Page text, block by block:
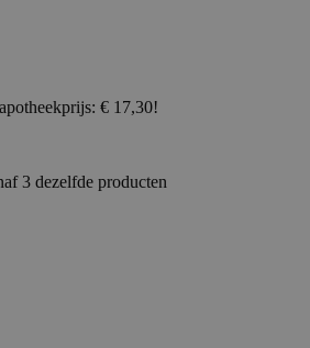
€ 17,30!
3 dezelfde producten